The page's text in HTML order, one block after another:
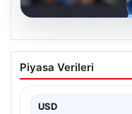
04.08.2026
Manchester
Piyasa Verileri
USD